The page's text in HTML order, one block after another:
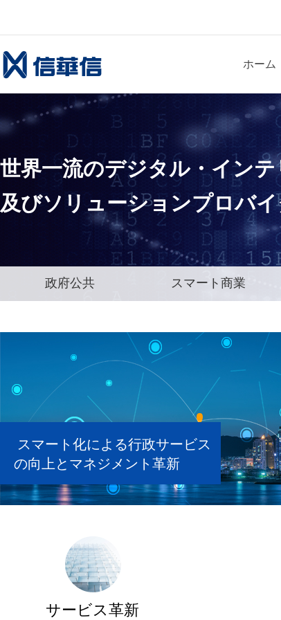
ホーム
世界一流のデジタル・イン
及びソリューションプロバ
政府公共 スマート商業
スマート化による行政サービス
の向上とマネジメント革新
サービス革新